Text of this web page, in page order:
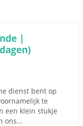
|
dienst bent op
te
een klein stukje
ons...